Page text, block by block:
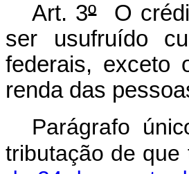
Art. 3ºO
ser usufruído
federais, exceto
renda das
Parágrafo
tributação de que